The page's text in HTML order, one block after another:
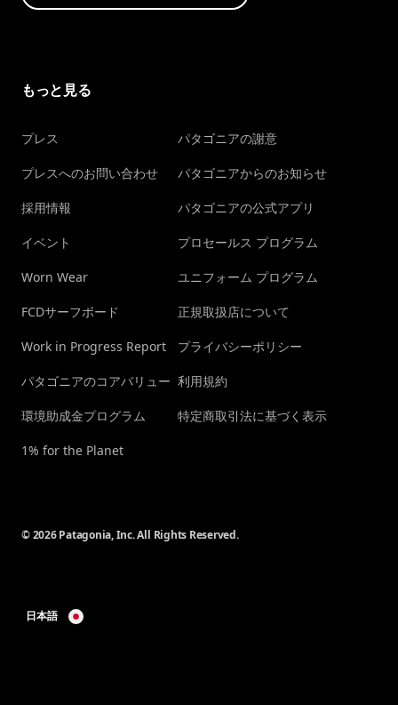
もっと見る
プレス
プレスへのお問い合わせ
採用情報
イベント
Worn Wear
FCDサーフボード
Work in Progress Report
パタゴニアのコアバリュー
環境助成金プログラム
1% for the Planet
パタゴニアの謝意
パタゴニアからのお知らせ
パタゴニアの公式アプリ
プロセールス プログラム
ユニフォーム プログラム
正規取扱店について
プライバシーポリシー
利用規約
特定商取引法に基づく表示
© 2026 Patagonia, Inc. All Rights Reserved.
日本語